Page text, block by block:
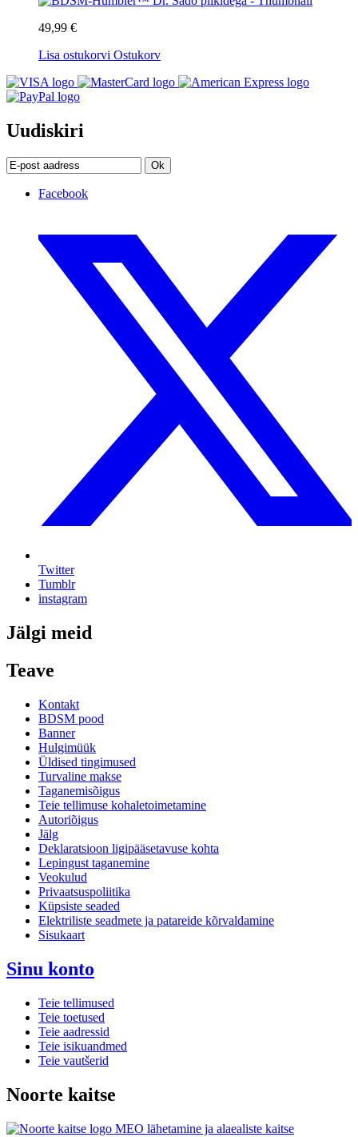
49,99 €
Lisa ostukorvi Ostukorv
Uudiskiri
Ok
Facebook
Twitter
Tumblr
instagram
Jälgi meid
Teave
Kontakt
BDSM pood
Banner
Hulgimüük
Üldised tingimused
Turvaline makse
Taganemisõigus
Teie tellimuse kohaletoimetamine
Autoriõigus
Jälg
Deklaratsioon ligipääsetavuse kohta
Lepingust taganemine
Veokulud
Privaatsuspoliitika
Küpsiste seaded
Elektriliste seadmete ja patareide kõrvaldamine
Sisukaart
Sinu konto
Teie tellimused
Teie toetused
Teie aadressid
Teie isikuandmed
Teie vautšerid
Noorte kaitse
MEO lähetamine ja alaealiste kaitse